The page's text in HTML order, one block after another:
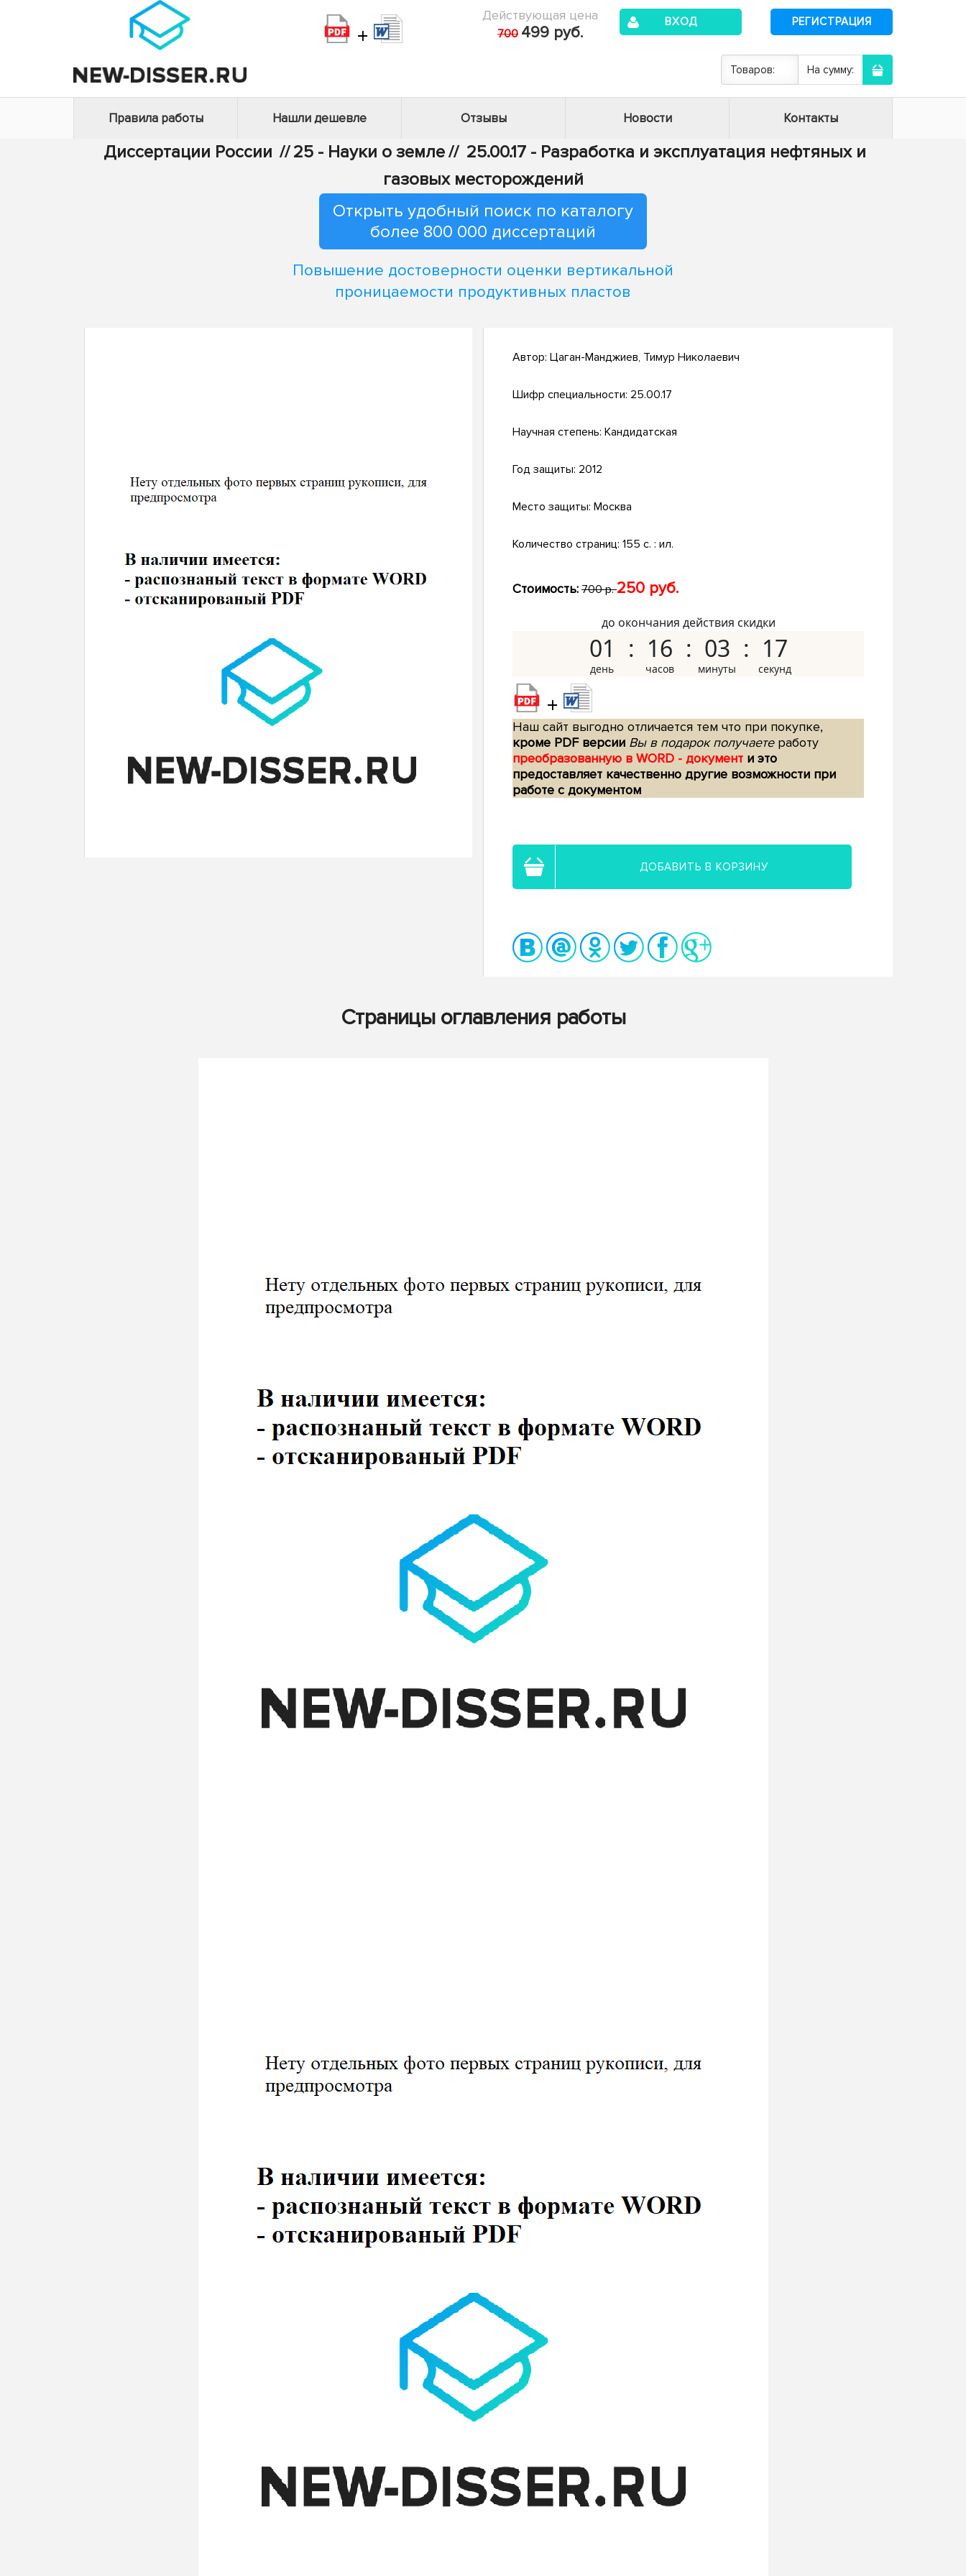
+
Действующая цена
700 499 руб.
ВХОД РЕГИСТРАЦИЯ
Товаров: На сумму:
Правила работы Нашли дешевле Отзывы Новости Контакты
Диссертации России // 25 - Науки о земле// 25.00.17 - Разработка и эксплуатация нефтяных и
газовых месторождений
Открыть удобный поиск по каталогу
более 800 000 диссертаций
Повышение достоверности оценки вертикальной
проницаемости продуктивных пластов
Автор: Цаган-Манджиев, Тимур Николаевич
Шифр специальности: 25.00.17
Научная степень: Кандидатская
Год защиты: 2012
Место защиты: Москва
Количество страниц: 155 с. : ил.
Стоимость: 700 р.250 руб.
до окончания действия скидки
01 16 03 16
+
Наш сайт выгодно отличается тем что при покупке,
кроме PDF версии Вы в подарок получаетеработу
преобразованную в WORD - документ и это
предоставляет качественно другие возможности при
работе с документом
ДОБАВИТЬ В КОРЗИНУ
Страницы оглавления работы